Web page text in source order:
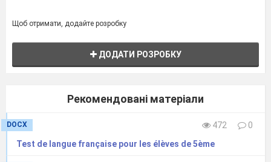
Щоб отримати, додайте розробку
ДОДАТИ РОЗРОБКУ
Рекомендовані матеріали
DOCX 472
0
Test de langue française pour les élèves de 5ème